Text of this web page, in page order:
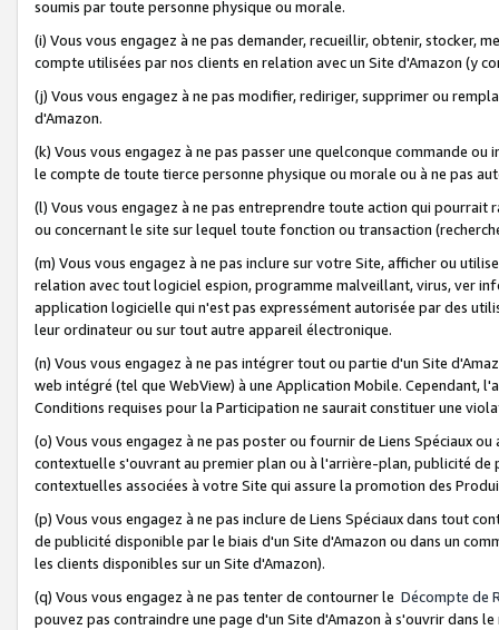
soumis par toute personne physique ou morale.
(i) Vous vous engagez à ne pas demander, recueillir, obtenir, stocker,
compte utilisées par nos clients en relation avec un Site d'Amazon (y
(j) Vous vous engagez à ne pas modifier, rediriger, supprimer ou
d'Amazon.
(k) Vous vous engagez à ne pas passer une quelconque commande
le compte de toute tierce personne physique ou morale ou à ne pas
(l) Vous vous engagez à ne pas entreprendre toute action qui
ou concernant le site sur lequel toute fonction ou transaction
(m) Vous vous engagez à ne pas inclure sur votre Site, afficher ou
relation avec tout logiciel espion, programme malveillant, virus, ver
application logicielle qui n'est pas expressément autorisée par des
leur ordinateur ou sur tout autre appareil électronique.
(n) Vous vous engagez à ne pas intégrer tout ou partie d'un Site
web intégré (tel que WebView) à une Application Mobile. Cependant,
Conditions requises pour la Participation ne saurait constituer une
(o) Vous vous engagez à ne pas poster ou fournir de Liens Spéciaux
contextuelle s'ouvrant au premier plan ou à l'arrière-plan, publicité
contextuelles associées à votre Site qui assure la promotion des
(p) Vous vous engagez à ne pas inclure de Liens Spéciaux dans tout
de publicité disponible par le biais d'un Site d'Amazon ou dans un
les clients disponibles sur un Site d'Amazon).
(q) Vous vous engagez à ne pas tenter de contourner le Décompte de
pouvez pas contraindre une page d'un Site d'Amazon à s'ouvrir dans